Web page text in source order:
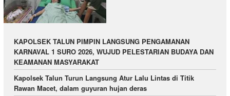
KAPOLSEK TALUN PIMPIN LANGSUNG PENGAMANAN
KARNAVAL 1 SURO 2026, WUJUD PELESTARIAN BUDAYA DAN
KEAMANAN MASYARAKAT
Kapolsek Talun Turun Langsung Atur Lalu Lintas di Titik
Rawan Macet, dalam guyuran hujan deras